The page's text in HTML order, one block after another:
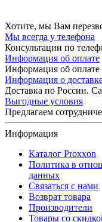
Хотите, мы Вам
Мы всегда у телефона
Консультации по
Информация об оплате
Информация об оплате
Информация о
Доставка по России.
Выгодные условия
Предлагаем
Информация
Каталог Proxxon
Политика в
данных
Связаться с нами
Возврат товара
Производители
Товары со